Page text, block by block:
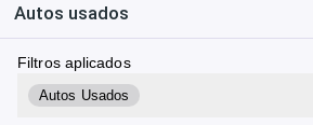
Autos usados
Filtros aplicados
Autos Usados